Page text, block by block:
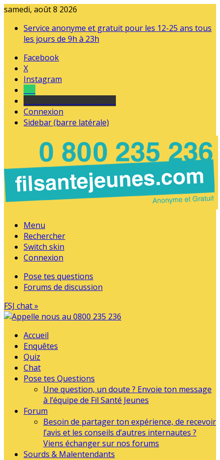
samedi, août 8 2026
Service anonyme et gratuit pour les 12-25 ans tous
les jours de 9h à 23h
Facebook
X
Instagram
Connexion
Sidebar (barre latérale)
Menu
Rechercher
Switch skin
Connexion
Pose tes questions
Forums de discussion
FSJ chat »
Accueil
Enquêtes
Quiz
Chat
Pose tes Questions
Une question, un doute ? Envoie ton message
à l’équipe de Fil Santé Jeunes
Forum
Besoin de partager ton expérience, de recevoir
l’avis et les conseils d’autres internautes ?
Viens échanger sur nos forums
Sourds & Malentendants